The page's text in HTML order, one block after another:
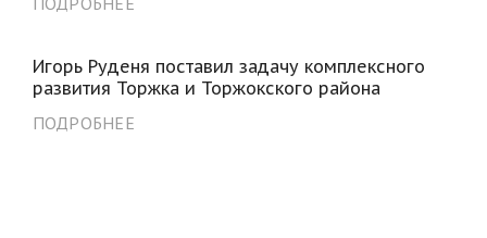
Игорь Руденя поставил задачу комплексного
развития Торжка и Торжокского района
ПОДРОБНЕЕ